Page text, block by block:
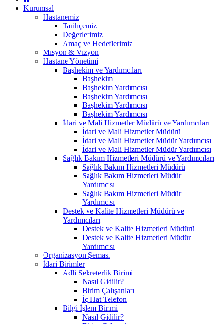
Kurumsal
Hastanemiz
Tarihçemiz
Değerlerimiz
Amaç ve Hedeflerimiz
Misyon & Vizyon
Hastane Yönetimi
Başhekim ve Yardımcıları
Başhekim
Başhekim Yardımcısı
Başhekim Yardımcısı
Başhekim Yardımcısı
Başhekim Yardımcısı
İdari ve Mali Hizmetler Müdürü ve Yardımcıları
İdari ve Mali Hizmetler Müdürü
İdari ve Mali Hizmetler Müdür Yardımcısı
İdari ve Mali Hizmetler Müdür Yardımcısı
Sağlık Bakım Hizmetleri Müdürü ve Yardımcıları
Sağlık Bakım Hizmetleri Müdürü
Sağlık Bakım Hizmetleri Müdür
Yardımcısı
Sağlık Bakım Hizmetleri Müdür
Yardımcısı
Destek ve Kalite Hizmetleri Müdürü ve
Yardımcıları
Destek ve Kalite Hizmetleri Müdürü
Destek ve Kalite Hizmetleri Müdür
Yardımcısı
Organizasyon Şeması
İdari Birimler
Adli Sekreterlik Birimi
Nasıl Gidilir?
Birim Çalışanları
İç Hat Telefon
Bilgi İşlem Birimi
Nasıl Gidilir?